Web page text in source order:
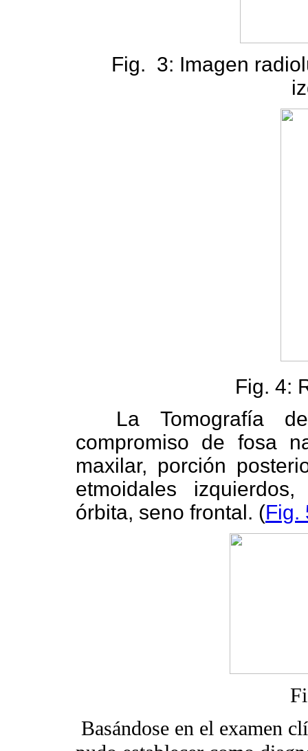
Fig. 3: Imagen
Fig. 4:
La Tomografía
compromiso de fosa
maxilar, porción
etmoidales
órbita, seno frontal. (Fig.
Basándose en el examen